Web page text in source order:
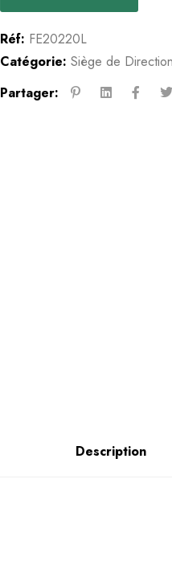
Réf: FE20220L
Catégorie: Siège de Direction
Partager:
Description